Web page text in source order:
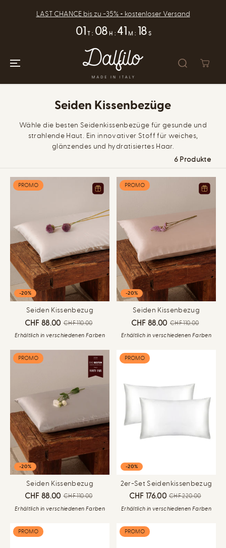
SPRINGENLAST CHANCE bis zu -35% + kostenloser Versand
01 T : 08 H : 41 M : 17 S
Seiden Kissenbezüge
Wähle die besten Seidenkissenbezüge für gesunde und
strahlende Haut. Ein innovativer Stoff für weiches,
glänzendes und hydratisiertes Haar.
6 Produkte
-20%
PROMO
Seiden Kissenbezug
CHF 88.00 CHF 110.00
Erhältlich in verschiedenen Farben
-20%
PROMO
Seiden Kissenbezug
CHF 88.00 CHF 110.00
Erhältlich in verschiedenen Farben
-20%
PROMO
Seiden Kissenbezug
CHF 88.00 CHF 110.00
Erhältlich in verschiedenen Farben
-20%
PROMO
2er-Set Seidenkissenbezug
CHF 176.00 CHF 220.00
Erhältlich in verschiedenen Farben
PROMO PROMO